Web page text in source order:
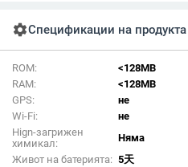
settingsСпецификации на продукта
ROM:
<128MB
RAM:
<128MB
GPS:
не
Wi-Fi:
не
Hign-загрижен
химикал:
Няма
Живот на батерията: 5天